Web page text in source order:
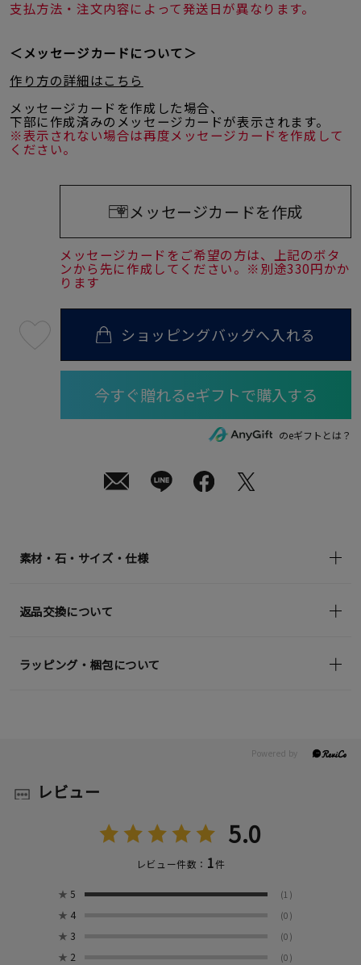
価格 ¥0
在庫
支払方法・注文内容によって発送日が異なります。
＜メッセージカードについて＞
作り方の詳細はこちら
メッセージカードを作成した場合、
下部に作成済みのメッセージカードが表示されます。
※表示されない場合は再度メッセージカードを作成して
ください。
メッセージカードを作成
メッセージカードをご希望の方は、上記のボタ
ンから先に作成してください。※別途330円かか
ります
08
月
ショッピングバッグへ入れる
のeギフトとは？
素材・石・サイズ・仕様
返品交換について
ラッピング・梱包について
レビュー
5.0
レビュー件数： 1件
★ 5 (1)
★ 4 (0)
★ 3 (0)
★ 2 (0)